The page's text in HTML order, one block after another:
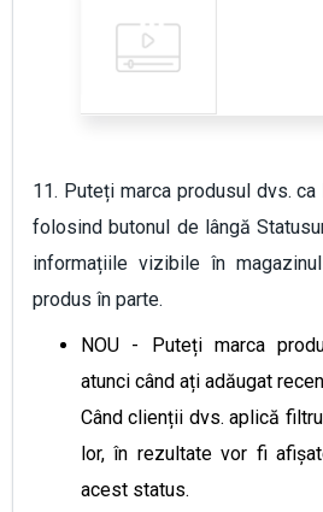
11. Puteți marca produsul dvs. ca
folosind butonul de lângă
informațiile vizibile în
produs în parte.
NOU - Puteți marca
atunci când ați adăugat
Când clienții dvs. aplică
lor, în rezultate vor fi
acest status.